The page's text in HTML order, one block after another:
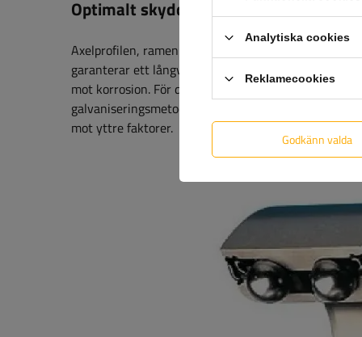
Optimalt skydd mot korrosion
Axelprofilen, ramen och huset för
garanterar ett långvarigt skydd på upp till 10 år.
mot korrosion. För delar med högsta noggrannhet
galvaniseringsmetoder skyddar effektivt alla
mot yttre faktorer.
Analytiska cookies
Reklamecookies
Godkänn valda